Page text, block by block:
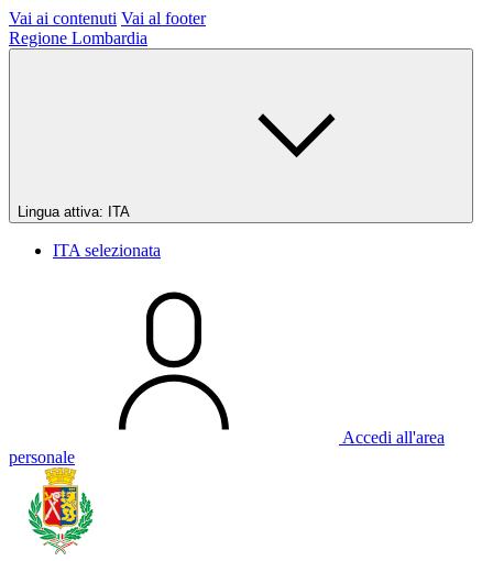
Vai ai contenuti Vai al footer
Regione Lombardia
Lingua attiva: ITA
ITA selezionata
Accedi all'area
personale